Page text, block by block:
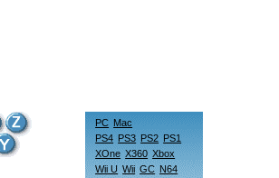
PC Mac
PS4 PS3 PS2 PS1
XOne X360 Xbox
Wii U Wii GC N64